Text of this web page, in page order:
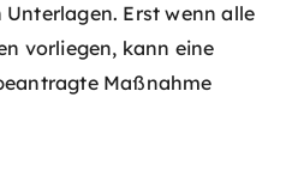
Erst wenn alle
vorliegen, kann eine
Maßnahme